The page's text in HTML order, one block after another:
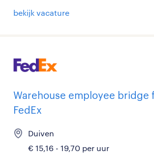
bekijk vacature
Warehouse employee bridge
FedEx
Duiven
€ 15,16 - 19,70 per uur